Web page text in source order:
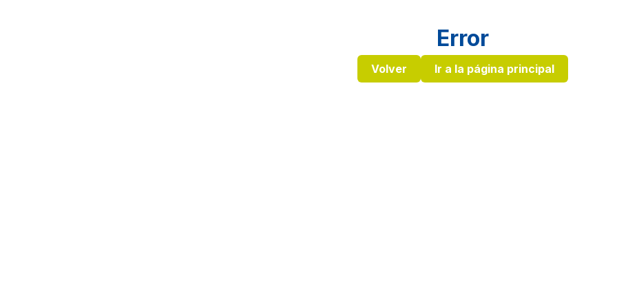
Error
Volver Ir a la página principal